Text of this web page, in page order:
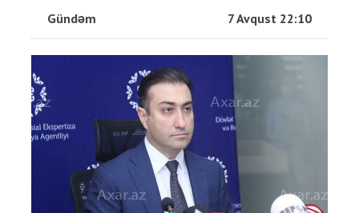
Gündəm 7 Avqust 22:10